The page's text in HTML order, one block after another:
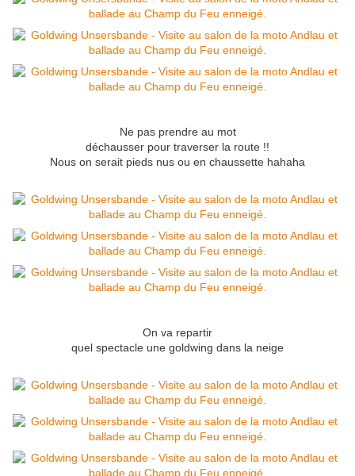
Ne pas prendre au mot
déchausser pour traverser la route !!
Nous on serait pieds nus ou en chaussette hahaha
On va repartir
quel spectacle une goldwing dans la neige